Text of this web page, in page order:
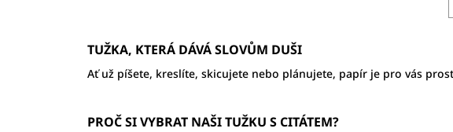
TUŽKA, KTERÁ DÁVÁ SLOVŮM DUŠI
Ať už píšete, kreslíte, skicujete nebo plánujete, papír je pro vás
PROČ SI VYBRAT NAŠI TUŽKU S CITÁTEM?